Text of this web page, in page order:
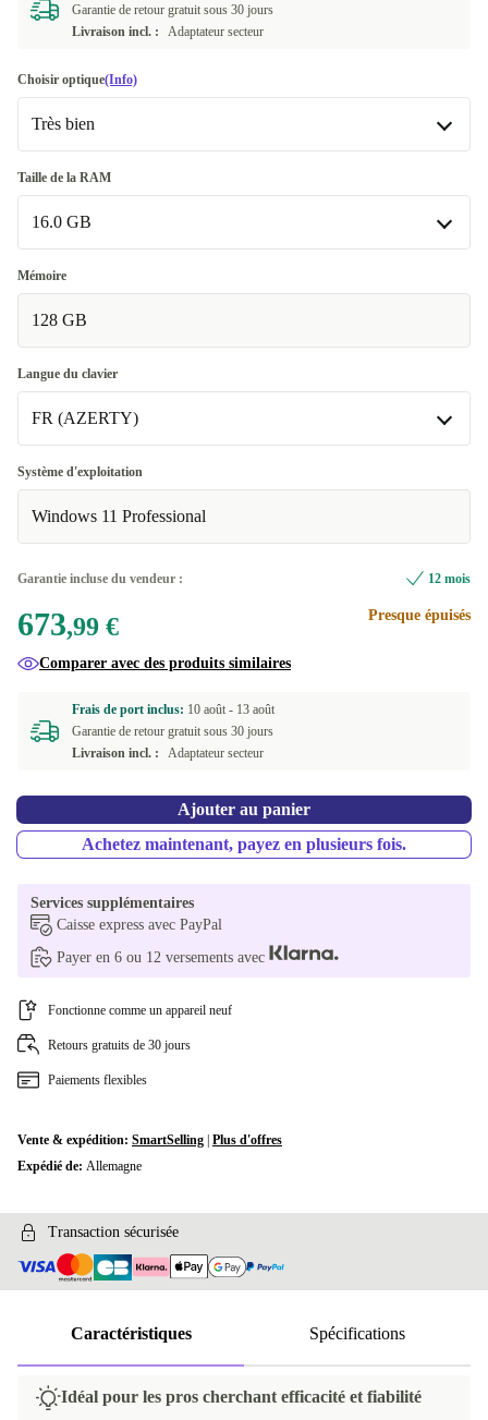
Garantie de retour gratuit sous 30 jours
Livraison incl. :
Adaptateur secteur
Choisir optique(Info)
Très bien
Très bien
Excellent +829,29 €
Taille de la RAM
16.0 GB
16.0 GB
32.0 GB
64.0 GB
Mémoire
128 GB
Langue du clavier
FR (AZERTY)
FR (AZERTY)
BE (AZERTY)
+800,97 €
DE (QWERTZ) +800,97 €
ES (QWERTY)
IT (QWERTY)
PT (QWERTY) +800,97 €
SE (QWERTY)
SK (QWERTZ)
UK (QWERTY)
Système d'exploitation
Windows 11 Professional
Garantie incluse du vendeur : 12 mois
673,99 € Presque épuisés
Comparer avec des produits similaires
Frais de port inclus: 10 août - 13 août
Garantie de retour gratuit sous 30 jours
Livraison incl. :
Adaptateur secteur
Ajouter au panier
Achetez maintenant, payez en plusieurs fois.
Services supplémentaires
Caisse express avec PayPal
Payer en 6 ou 12 versements avec
Fonctionne comme un appareil neuf
Retours gratuits de 30 jours
Paiements flexibles
Vente & expédition: SmartSelling Plus d'offres
Expédié de: Allemagne
Transaction sécurisée
Caractéristiques Spécifications
Idéal pour les pros cherchant efficacité et fiabilité